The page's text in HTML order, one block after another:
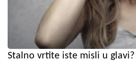
Stalno vrtite iste misli u